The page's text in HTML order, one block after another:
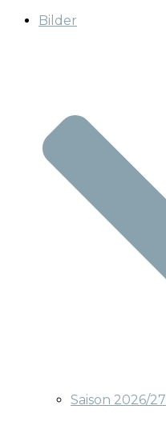
Bilder
Saison 2026/27